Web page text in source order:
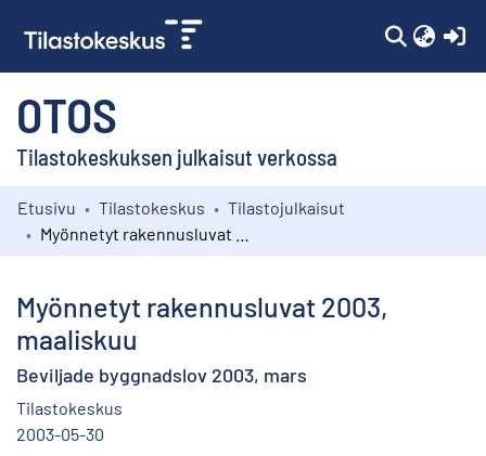
OTOS
Tilastokeskuksen julkaisut verkossa
Kokoelmat
Etusivu Tilastokeskus
Tilastojulkaisut
Myönnetyt rakennusluvat 2003,
maaliskuu
Beviljade byggnadslov 2003, mars
Tilastokeskus
2003-05-30